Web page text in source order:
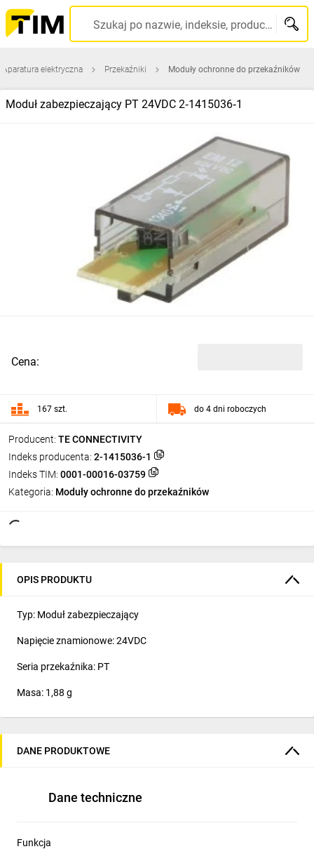
Szukaj po nazwie, indeksie, producencie, kodzie kreskowym...
Aparatura elektryczna Przekaźniki Moduły ochronne do przekaźników
Moduł zabezpieczający PT 24VDC 2‑1415036‑1
Producent: TE CONNECTIVITY
Indeks producenta: 2-1415036-1
Indeks TIM: 0001-00016-03759
Kategoria: Moduły ochronne do przekaźników
Cena:
167 szt. do 4 dni roboczych
OPIS PRODUKTU
Typ: Moduł zabezpieczający
Napięcie znamionowe: 24VDC
Seria przekaźnika: PT
Masa: 1,88 g
DANE PRODUKTOWE
Dane techniczne
Funkcja